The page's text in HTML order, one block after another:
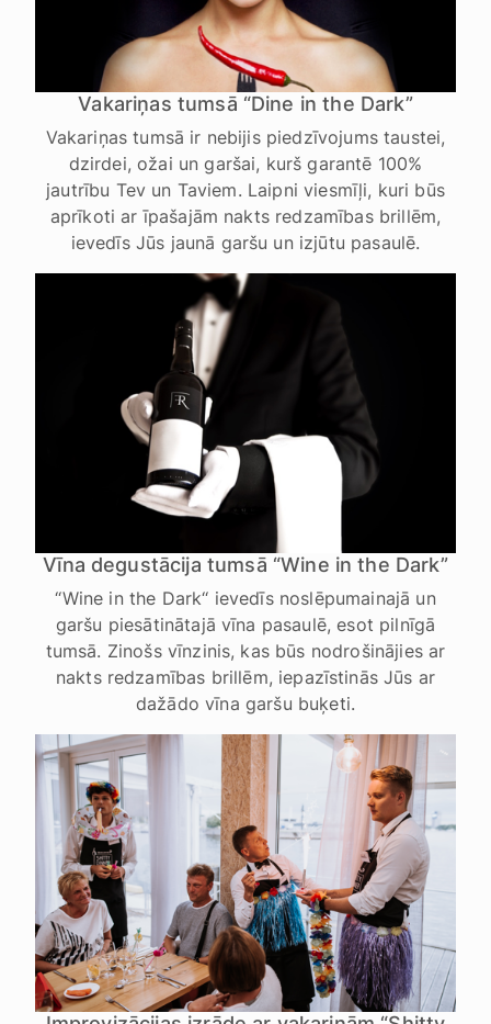
Vakariņas tumsā “Dine in the Dark”
Vakariņas tumsā ir nebijis piedzīvojums taustei,
dzirdei, ožai un garšai, kurš garantē 100%
jautrību Tev un Taviem. Laipni viesmīļi, kuri būs
aprīkoti ar īpašajām nakts redzamības brillēm,
ievedīs Jūs jaunā garšu un izjūtu pasaulē.
Vīna degustācija tumsā “Wine in the Dark”
‘‘Wine in the Dark‘‘ ievedīs noslēpumainajā un
garšu piesātinātajā vīna pasaulē, esot pilnīgā
tumsā. Zinošs vīnzinis, kas būs nodrošinājies ar
nakts redzamības brillēm, iepazīstinās Jūs ar
dažādo vīna garšu buķeti.